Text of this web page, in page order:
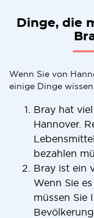
Dinge, die
Wenn Sie von
einige Dinge
Bray hat
Hannover.
bezahlen
Bray ist ein
Wenn Sie
müssen Sie